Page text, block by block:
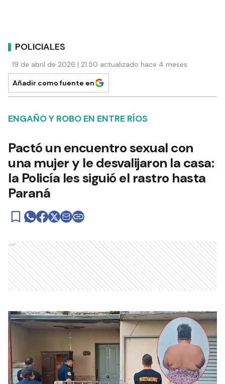
POLICIALES
19 de abril de 2026 | 21:50 actualizado hace 4 meses
Añadir como fuente en
ENGAÑO Y ROBO EN ENTRE RÍOS
Pactó un encuentro sexual con
una mujer y le desvalijaron la casa:
la Policía les siguió el rastro hasta
Paraná
Ads